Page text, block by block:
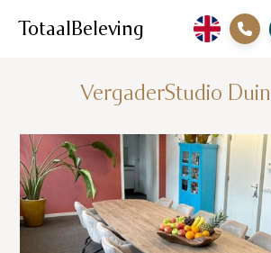
TotaalBeleving
VergaderStudio